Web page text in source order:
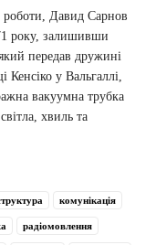
роботи, Давид Сарнов
року, залишивши
передав дружині
Кенсіко у Вальгаллі,
вакуумна трубка
хвиль та
комунікація
радіомовлення